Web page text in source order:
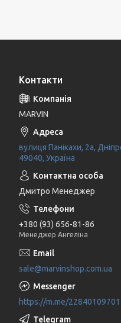
Контакти
MARVIN
вулиця Панікахи, 2а,
49040, Україна
Дмитро Менеджер
+380 (93) 656-81-86
Менеджер Ангеліна
sale@marvinshop.com.ua
https://m.me/